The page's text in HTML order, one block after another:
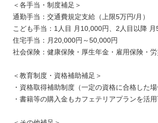
＜各手当・制度補足＞
通勤手当：交通費規定支給（上限5万円/月）
こども手当：1人目 月10,000円、2人目以降 月
住宅手当：月20,000円～50,000円
社会保険：健康保険・厚生年金・雇用保険・
＜教育制度・資格補助補足＞
・資格取得補助制度（一定の資格に合格した
・書籍等の購入金もカフェテリアプランを活